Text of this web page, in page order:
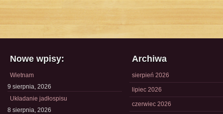
Nowe wpisy:
Wietnam
9 sierpnia, 2026
Układanie jadłospisu
8 sierpnia, 2026
Archiwa
sierpień 2026
lipiec 2026
czerwiec 2026